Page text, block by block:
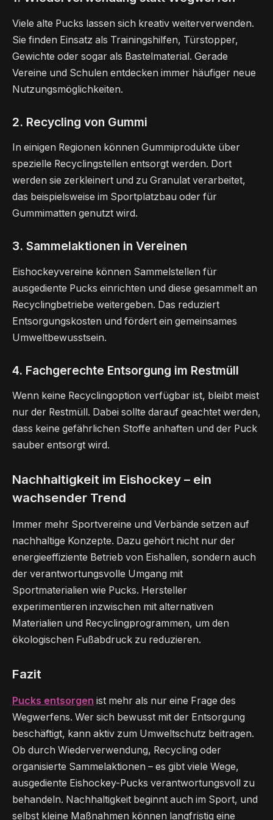
Viele alte Pucks lassen sich kreativ weiterverwenden.
Sie finden Einsatz als Trainingshilfen, Türstopper,
Gewichte oder sogar als Bastelmaterial. Gerade
Vereine und Schulen entdecken immer häufiger neue
Nutzungsmöglichkeiten.
2. Recycling von Gummi
In einigen Regionen können Gummiprodukte über
spezielle Recyclingstellen entsorgt werden. Dort
werden sie zerkleinert und zu Granulat verarbeitet,
das beispielsweise im Sportplatzbau oder für
Gummimatten genutzt wird.
3. Sammelaktionen in Vereinen
Eishockeyvereine können Sammelstellen für
ausgediente Pucks einrichten und diese gesammelt an
Recyclingbetriebe weitergeben. Das reduziert
Entsorgungskosten und fördert ein gemeinsames
Umweltbewusstsein.
4. Fachgerechte Entsorgung im Restmüll
Wenn keine Recyclingoption verfügbar ist, bleibt meist
nur der Restmüll. Dabei sollte darauf geachtet werden,
dass keine gefährlichen Stoffe anhaften und der Puck
sauber entsorgt wird.
Nachhaltigkeit im Eishockey – ein
wachsender Trend
Immer mehr Sportvereine und Verbände setzen auf
nachhaltige Konzepte. Dazu gehört nicht nur der
energieeffiziente Betrieb von Eishallen, sondern auch
der verantwortungsvolle Umgang mit
Sportmaterialien wie Pucks. Hersteller
experimentieren inzwischen mit alternativen
Materialien und Recyclingprogrammen, um den
ökologischen Fußabdruck zu reduzieren.
Fazit
Pucks entsorgen ist mehr als nur eine Frage des
Wegwerfens. Wer sich bewusst mit der Entsorgung
beschäftigt, kann aktiv zum Umweltschutz beitragen.
Ob durch Wiederverwendung, Recycling oder
organisierte Sammelaktionen – es gibt viele Wege,
ausgediente Eishockey-Pucks verantwortungsvoll zu
behandeln. Nachhaltigkeit beginnt auch im Sport, und
selbst kleine Maßnahmen können langfristig eine